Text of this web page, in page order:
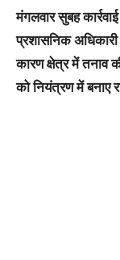
मंगलवार सुबह
प्रशासनिक
कारण क्षेत्र में तनाव
को नियंत्रण में बनाए